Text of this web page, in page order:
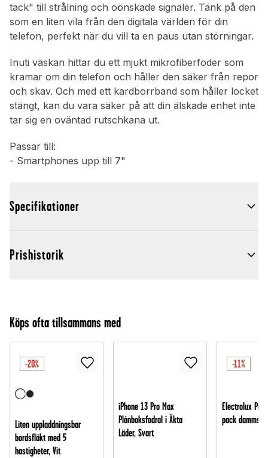
tack" till strålning och oönskade signaler. Tänk på den
som en liten vila från den digitala världen för din
telefon, perfekt när du vill ta en paus utan störningar.
Inuti väskan hittar du ett mjukt mikrofiberfoder som
kramar om din telefon och håller den säker från repor
och skav. Och med ett kardborrband som håller locket
stängt, kan du vara säker på att din älskade enhet inte
tar sig en oväntad rutschkana ut.
Passar till:
- Smartphones upp till 7"
Specifikationer
Prishistorik
Köps ofta tillsammans med
-20%
Liten uppladdningsbar
bordsfläkt med 5
hastigheter, Vit
iPhone 13 Pro Max
Plånboksfodral i Äkta
Läder, Svart
-11%
Electrolux
pack